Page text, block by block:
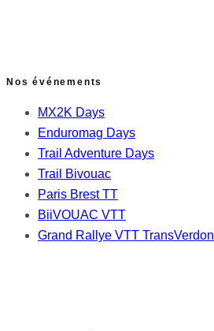
Nos événements
MX2K Days
Enduromag Days
Trail Adventure Days
Trail Bivouac
Paris Brest TT
BiiVOUAC VTT
Grand Rallye VTT TransVerdon